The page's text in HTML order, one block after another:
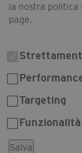
la nostra politica
page.
Targeting
Funzionalità
Salva